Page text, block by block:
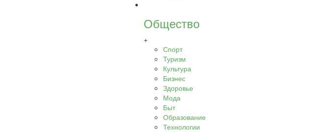
Общество
+
Спорт
Туризм
Культура
Бизнес
Здоровье
Мода
Быт
Образование
Технологии